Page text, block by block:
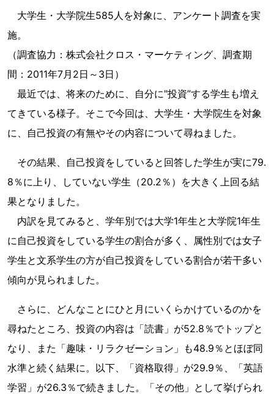
大学生・大学院生585人を対象に、アンケート調査を実
施。
（調査協力：株式会社クロス・マーケティング、調査期
間：2011年7月2日～3日）
最近では、将来のために、自分に"投資”する学生も増え
てきている様子。そこで今回は、大学生・大学院生を対象
に、自己投資の有無やその内容について尋ねました。
その結果、自己投資をしていると回答した学生が実に79.
8％に上り、していない学生（20.2％）を大きく上回る結
果となりました。
内訳を見てみると、学年別では大学1年生と大学院1年生
に自己投資をしている学生の割合が多く、属性別では女子
学生と文系学生の方が自己投資をしている割合が若干多い
傾向が見られました。
さらに、どんなことにひと月にいくらかけているのかを
尋ねたところ、投資の内容は「読書」が52.8％でトップと
なり、また「趣味・リラクゼーション」も48.9％とほぼ同
水準と続く結果に。以下、「資格取得」が29.9％、「英語
学習」が26.3％で続きました。「その他」として挙げられ